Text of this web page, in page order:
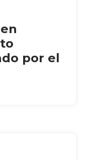
por el